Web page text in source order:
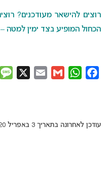
רוצים להישאר מעודכנים?
הכחול המופיע בצד ימין למטה
Facebook
WhatsApp
Gmail
Email
עודכן לאחרונה בתאריך 3 באפריל 2020 04:24 על ידי